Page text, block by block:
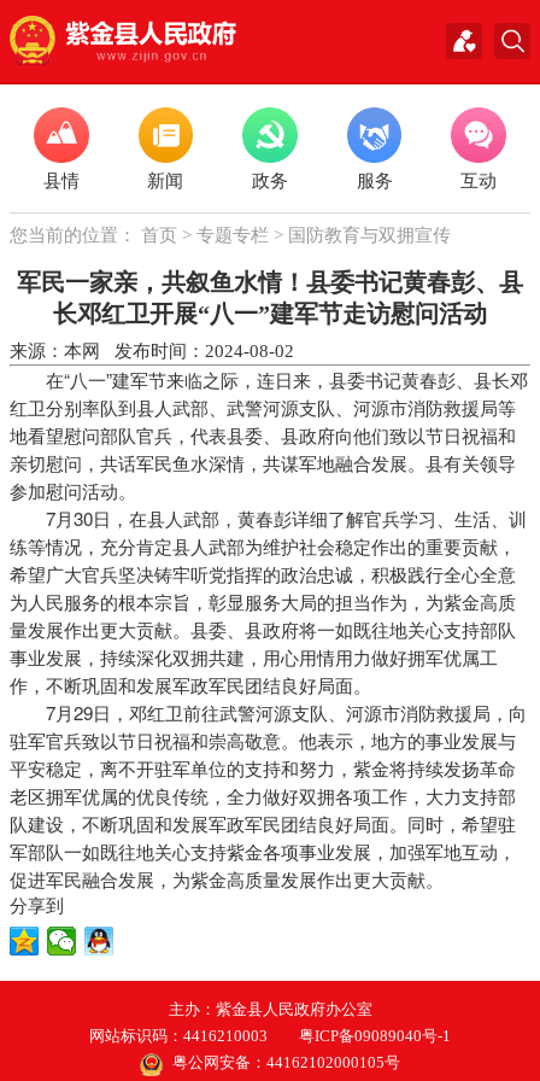
县情 新闻 政务 服务 互动
您当前的位置： 首页 > 专题专栏 > 国防教育与双拥宣传
军民一家亲，共叙鱼水情！县委书记黄春彭、县
长邓红卫开展“八一”建军节走访慰问活动
来源：本网 发布时间：2024-08-02
在“八一”建军节来临之际，连日来，县委书记黄春彭、县长邓
红卫分别率队到县人武部、武警河源支队、河源市消防救援局等
地看望慰问部队官兵，代表县委、县政府向他们致以节日祝福和
亲切慰问，共话军民鱼水深情，共谋军地融合发展。县有关领导
参加慰问活动。
7月30日，在县人武部，黄春彭详细了解官兵学习、生活、训
练等情况，充分肯定县人武部为维护社会稳定作出的重要贡献，
希望广大官兵坚决铸牢听党指挥的政治忠诚，积极践行全心全意
为人民服务的根本宗旨，彰显服务大局的担当作为，为紫金高质
量发展作出更大贡献。县委、县政府将一如既往地关心支持部队
事业发展，持续深化双拥共建，用心用情用力做好拥军优属工
作，不断巩固和发展军政军民团结良好局面。
7月29日，邓红卫前往武警河源支队、河源市消防救援局，向
驻军官兵致以节日祝福和崇高敬意。他表示，地方的事业发展与
平安稳定，离不开驻军单位的支持和努力，紫金将持续发扬革命
老区拥军优属的优良传统，全力做好双拥各项工作，大力支持部
队建设，不断巩固和发展军政军民团结良好局面。同时，希望驻
军部队一如既往地关心支持紫金各项事业发展，加强军地互动，
促进军民融合发展，为紫金高质量发展作出更大贡献。
分享到
主办：紫金县人民政府办公室
网站标识码：4416210003
粤ICP备09089040号-1
粤公网安备：44162102000105号